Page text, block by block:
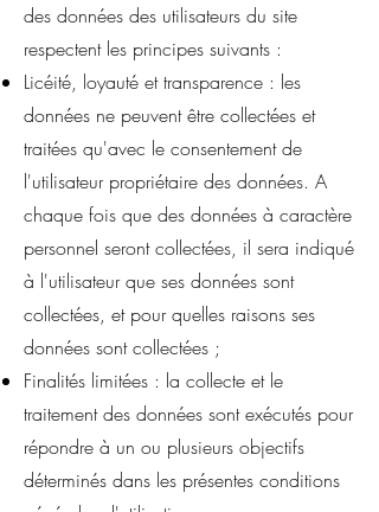
des données des utilisateurs du site
respectent les principes suivants :
Licéité, loyauté et transparence : les
données ne peuvent être collectées et
traitées qu'avec le consentement de
l'utilisateur propriétaire des données. A
chaque fois que des données à caractère
personnel seront collectées, il sera indiqué
à l'utilisateur que ses données sont
collectées, et pour quelles raisons ses
données sont collectées ;
Finalités limitées : la collecte et le
traitement des données sont exécutés pour
répondre à un ou plusieurs objectifs
déterminés dans les présentes conditions